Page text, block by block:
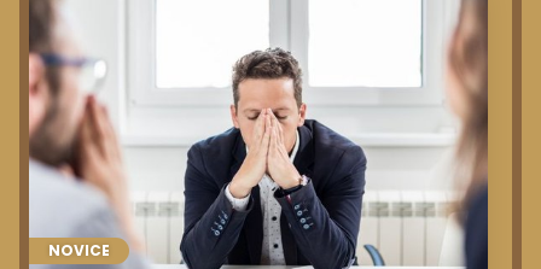
NOVICE